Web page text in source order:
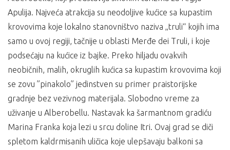
Apulija. Najveća atrakcija su neodoljive kućice sa kupastim
krovovima koje lokalno stanovništvo naziva „truli“ kojih ima
samo u ovoj regiji, tačnije u oblasti Merđe dei Truli, i koje
podsećaju na kućice iz bajke. Preko hiljadu ovakvih
neobičnih, malih, okruglih kućica sa kupastim krovovima koji
se zovu ”pinakolo” jedinstven su primer praistorijske
gradnje bez vezivnog materijala. Slobodno vreme za
uživanje u Alberobellu. Nastavak ka šarmantnom gradiću
Marina Franka koja lezi u srcu doline Itri. Ovaj grad se diči
spletom kaldrmisanih uličica koje ulepšavaju balkoni sa